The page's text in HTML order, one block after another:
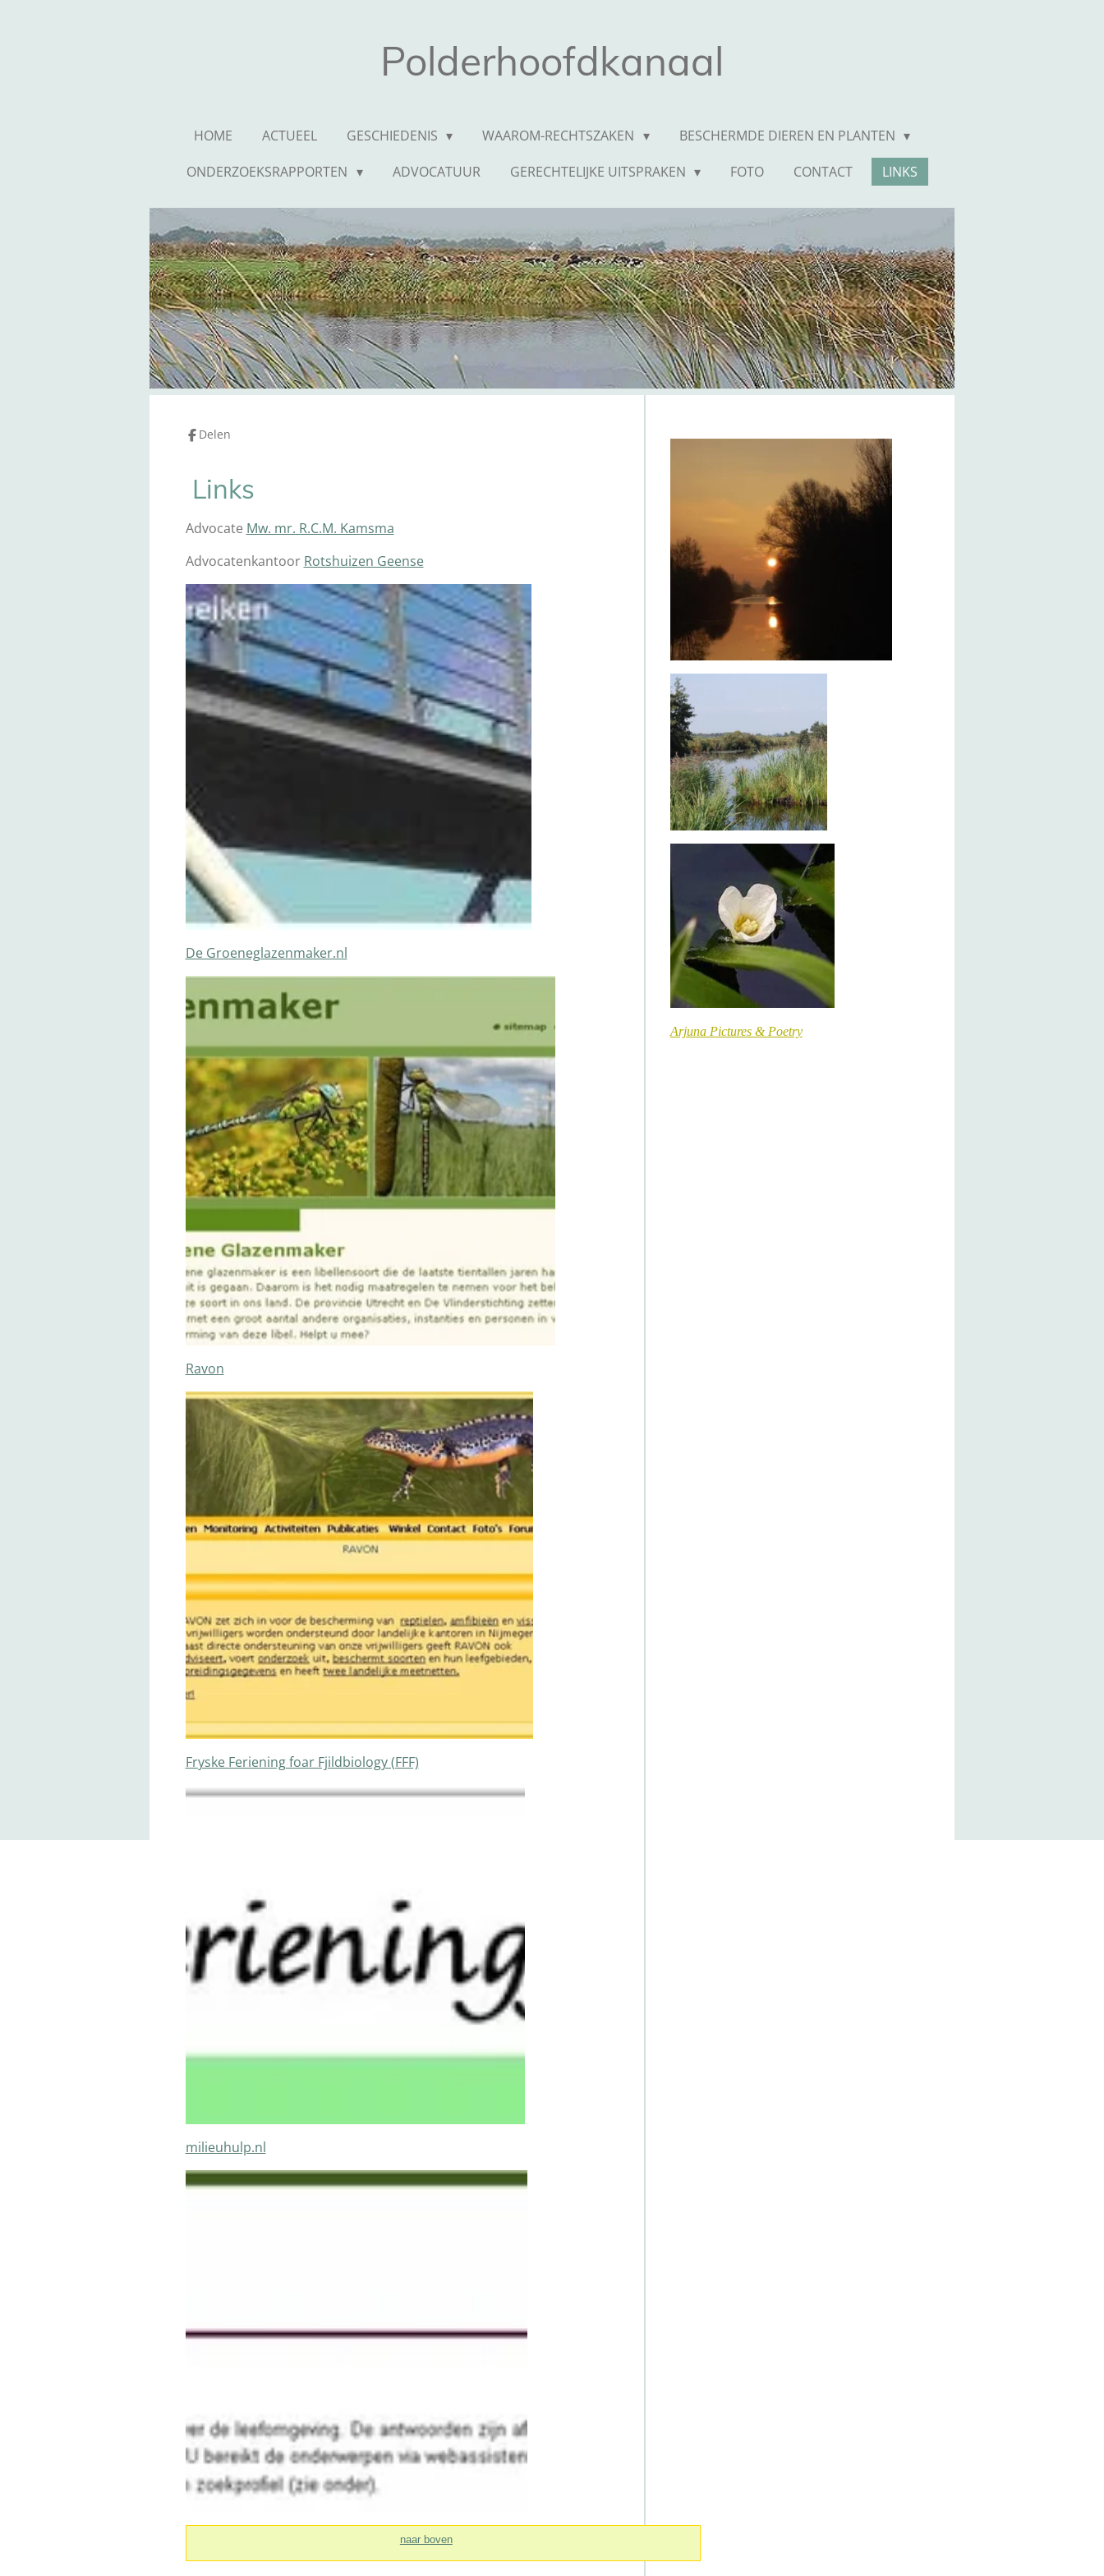
Polderhoofdkanaal
HOME ACTUEEL GESCHIEDENIS WAAROM-RECHTSZAKEN
BESCHERMDE DIEREN EN PLANTEN
ONDERZOEKSRAPPORTEN
ADVOCATUUR GERECHTELIJKE UITSPRAKEN FOTO CONTACT LINKS
Delen
Links
Advocate Mw. mr. R.C.M. Kamsma
Advocatenkantoor Rotshuizen Geense
De Groeneglazenmaker.nl
Ravon
Fryske Feriening foar Fjildbiology (FFF)
milieuhulp.nl
naar boven
Arjuna Pictures & Poetry